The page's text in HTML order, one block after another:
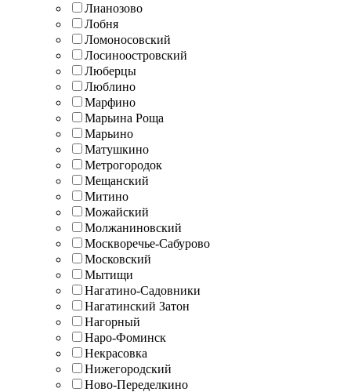
Лианозово
Лобня
Ломоносовский
Лосиноостровский
Люберцы
Люблино
Марфино
Марьина Роща
Марьино
Матушкино
Метрогородок
Мещанский
Митино
Можайский
Молжаниновский
Москворечье-Сабурово
Московский
Мытищи
Нагатино-Садовники
Нагатинский Затон
Нагорный
Наро-Фоминск
Некрасовка
Нижегородский
Ново-Переделкино